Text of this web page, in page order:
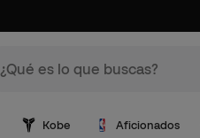
Kobe Aficionados